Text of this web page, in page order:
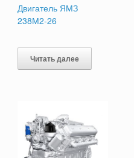
Двигатель ЯМЗ
238М2-26
Читать далее